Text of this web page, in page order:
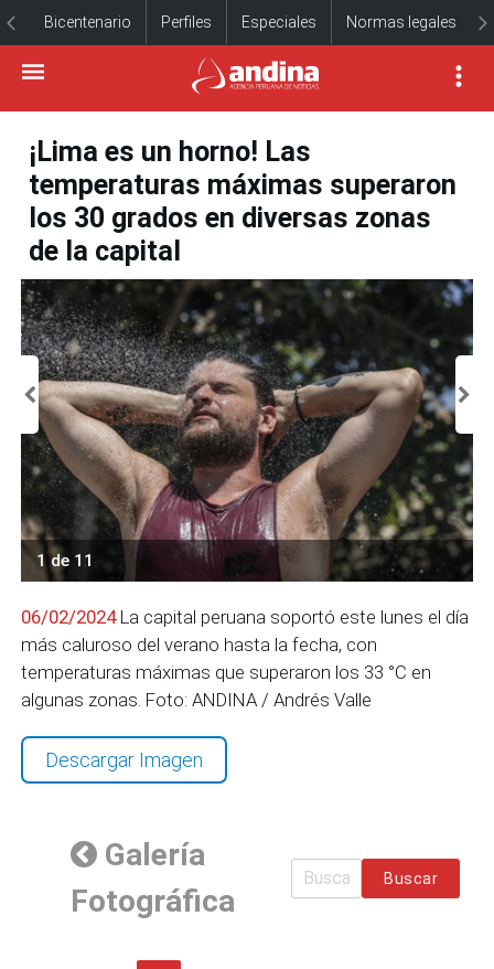
Bicentenario Perfiles Especiales Normas legales
¡Lima es un horno! Las
temperaturas máximas superaron
los 30 grados en diversas zonas
de la capital
1 de 11
06/02/2024La capital peruana soportó este lunes el día
más caluroso del verano hasta la fecha, con
temperaturas máximas que superaron los 33 °C en
algunas zonas. Foto: ANDINA / Andrés Valle
Descargar Imagen
Galería
Fotográfica
Buscar